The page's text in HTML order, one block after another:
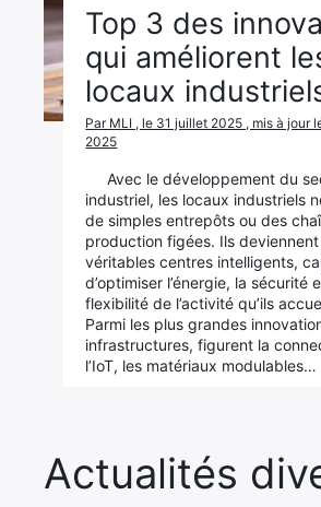
Top 3 des
qui améliorent
locaux
Par MLI , le 31 juillet 2025 , mis à jour
2025
Avec le développement du
industriel, les locaux industriels
de simples entrepôts ou des
production figées. Ils
véritables centres intelligents,
d’optimiser l’énergie, la sécurité
flexibilité de l’activité qu’ils
Parmi les plus grandes
infrastructures, figurent la
l’IoT, les matériaux modulables…
Actualités